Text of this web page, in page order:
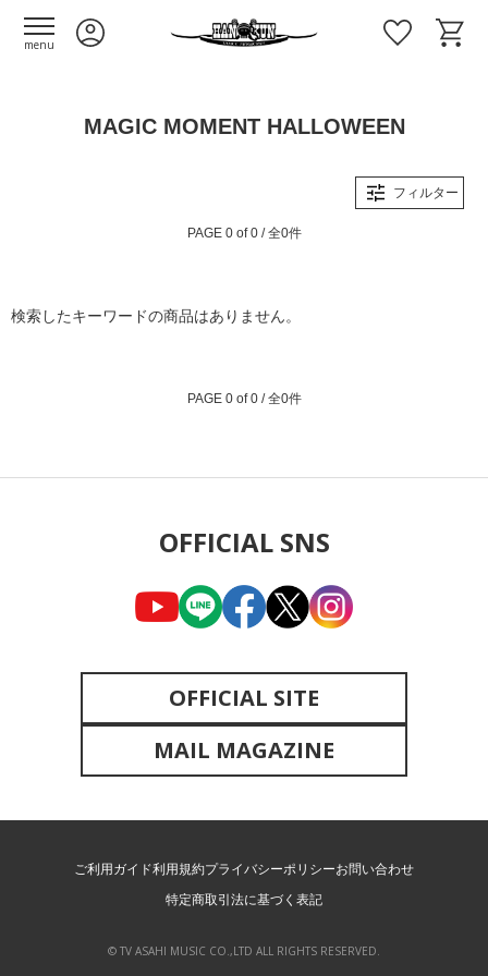
menu
MAGIC MOMENT HALLOWEEN
フィルター
PAGE 0 of 0 / 全0件
検索したキーワードの商品はありません。
PAGE 0 of 0 / 全0件
OFFICIAL SNS
OFFICIAL SITE
MAIL MAGAZINE
ご利用ガイド利用規約プライバシーポリシーお問い合わせ
特定商取引法に基づく表記
© TV ASAHI MUSIC CO.,LTD ALL RIGHTS RESERVED.